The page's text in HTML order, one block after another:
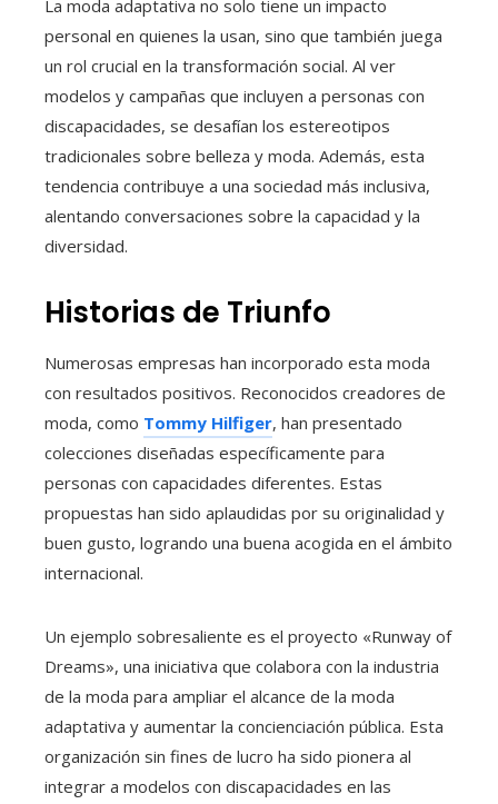
La moda adaptativa no solo tiene un impacto
personal en quienes la usan, sino que también juega
un rol crucial en la transformación social. Al ver
modelos y campañas que incluyen a personas con
discapacidades, se desafían los estereotipos
tradicionales sobre belleza y moda. Además, esta
tendencia contribuye a una sociedad más inclusiva,
alentando conversaciones sobre la capacidad y la
diversidad.
Historias de Triunfo
Numerosas empresas han incorporado esta moda
con resultados positivos. Reconocidos creadores de
moda, como Tommy Hilfiger, han presentado
colecciones diseñadas específicamente para
personas con capacidades diferentes. Estas
propuestas han sido aplaudidas por su originalidad y
buen gusto, logrando una buena acogida en el ámbito
internacional.
Un ejemplo sobresaliente es el proyecto «Runway of
Dreams», una iniciativa que colabora con la industria
de la moda para ampliar el alcance de la moda
adaptativa y aumentar la concienciación pública. Esta
organización sin fines de lucro ha sido pionera al
integrar a modelos con discapacidades en las